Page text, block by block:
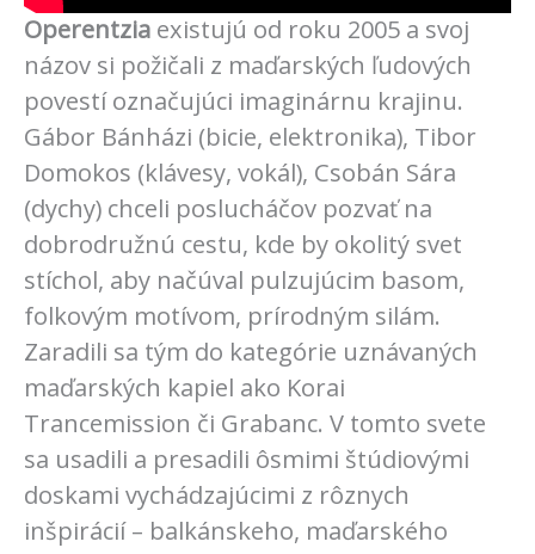
Operentzia existujú od roku 2005 a svoj
názov si požičali z maďarských ľudových
povestí označujúci imaginárnu krajinu.
Gábor Bánházi (bicie, elektronika), Tibor
Domokos (klávesy, vokál), Csobán Sára
(dychy) chceli poslucháčov pozvať na
dobrodružnú cestu, kde by okolitý svet
stíchol, aby načúval pulzujúcim basom,
folkovým motívom, prírodným silám.
Zaradili sa tým do kategórie uznávaných
maďarských kapiel ako Korai
Trancemission či Grabanc. V tomto svete
sa usadili a presadili ôsmimi štúdiovými
doskami vychádzajúcimi z rôznych
inšpirácií – balkánskeho, maďarského